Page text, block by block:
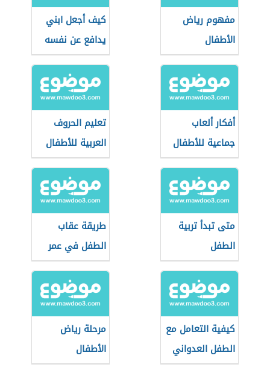
مفهوم رياض
الأطفال
كيف أجعل ابني
يدافع عن نفسه
أفكار ألعاب
جماعية للأطفال
تعليم الحروف
العربية للأطفال
متى تبدأ تربية
الطفل
طريقة عقاب
الطفل في عمر
السنتين
كيفية التعامل مع
الطفل العدواني
مرحلة رياض
الأطفال